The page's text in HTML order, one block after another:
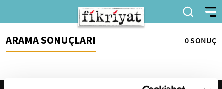
ARAMA SONUÇLARI 0 SONUÇ